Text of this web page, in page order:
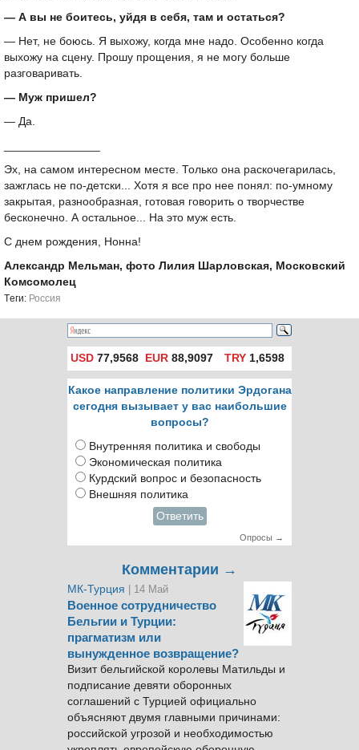
— А вы не боитесь, уйдя в себя, там и остаться?
— Нет, не боюсь. Я выхожу, когда мне надо. Особенно когда
выхожу на сцену. Прошу прощения, я не могу больше
разговаривать.
— Муж пришел?
— Да.
Эх, на самом интересном месте. Только она раскочегарилась,
зажглась не по-детски... Хотя я все про нее понял: по-умному
закрытая, разнообразная, готовая говорить о творчестве
бесконечно. А остальное... На это муж есть.
С днем рождения, Нонна!
Александр Мельман, фото Лилия Шарловская, Московский
Комсомолец
Tеги: Россия
USD 77,9568 EUR 88,9097 TRY1,6598
Какое направление политики Эрдогана
сегодня вызывает у вас наибольшие
вопросы?
Внутренняя политика и свободы
Экономическая политика
Курдский вопрос и безопасность
Внешняя политика
Ответить
Опросы →
Комментарии →
МК-Турция | 14 Май
Военное сотрудничество
Бельгии и Турции:
прагматизм или
вынужденное возвращение?
Визит бельгийской королевы Матильды и
подписание девяти оборонных
соглашений с Турцией официально
объясняют двумя главными причинами:
российской угрозой и необходимостью